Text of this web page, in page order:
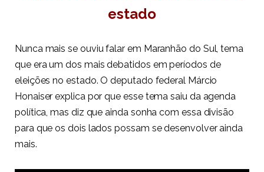
estado
Nunca mais se ouviu falar em Maranhão do Sul, tema
que era um dos mais debatidos em períodos de
eleições no estado. O deputado federal Márcio
Honaiser explica por que esse tema saiu da agenda
política, mas diz que ainda sonha com essa divisão
para que os dois lados possam se desenvolver ainda
mais.